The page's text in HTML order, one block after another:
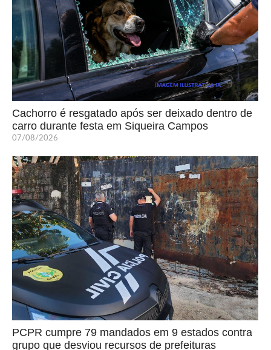
Cachorro é resgatado após ser deixado dentro de
carro durante festa em Siqueira Campos
07/08/2026
PCPR cumpre 79 mandados em 9 estados contra
grupo que desviou recursos de prefeituras